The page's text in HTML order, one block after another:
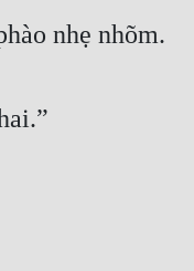
nhẹ nhõm.